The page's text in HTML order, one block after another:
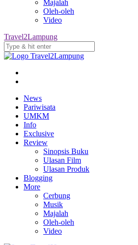
Majalah
Oleh-oleh
Video
Travel2Lampung
News
Pariwisata
UMKM
Info
Exclusive
Review
Sinopsis Buku
Ulasan Film
Ulasan Produk
Blogging
More
Cerbung
Musik
Majalah
Oleh-oleh
Video